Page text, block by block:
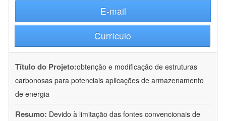
E-mail
Currículo
Título do Projeto:obtenção e modificação de estruturas
carbonosas para potenciais aplicações de armazenamento
de energia
Resumo: Devido à limitação das fontes convencionais de